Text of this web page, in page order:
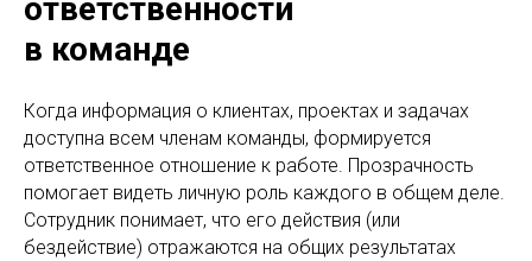
ответственности
в команде
Когда информация о клиентах, проектах и задачах
доступна всем членам команды, формируется
ответственное отношение к работе. Прозрачность
помогает видеть личную роль каждого в общем деле.
Сотрудник понимает, что его действия (или
бездействие) отражаются на общих результатах